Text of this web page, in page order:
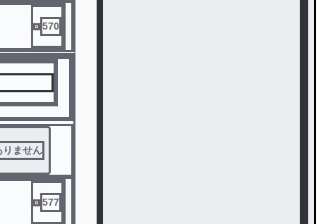
570
りません
577